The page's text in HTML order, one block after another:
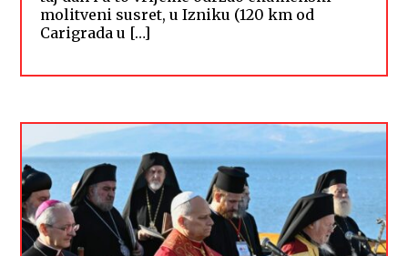
molitveni susret, u Izniku (120 km od
Carigrada u […]